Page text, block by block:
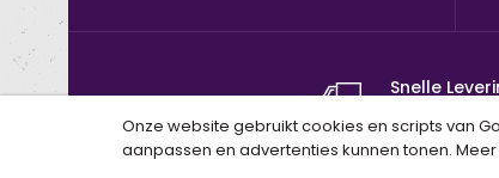
Onze website gebruikt cookies en scripts van
aanpassen en advertenties kunnen tonen.
Snelle